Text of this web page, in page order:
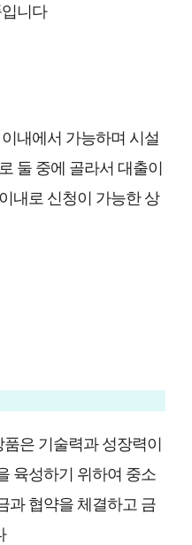
니다
내에서 가능하며 시설
둘 중에 골라서 대출이
내로 신청이 가능한 상
은 기술력과 성장력이
육성하기 위하여 중소
과 협약을 체결하고 금